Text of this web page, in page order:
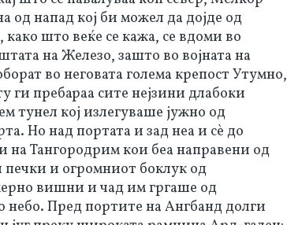
од напад кој би можел да дојде од
што веќе се кажа, се вдоми во
на Железо, зашто во војната на
во неговата голема крепост Утумно,
ги пребараа сите нејзини длабоки
тунел кој излегуваше јужно од
Но над портата и зад неа и сѐ до
на Тангородрим кои беа направени од
печки и огромниот боклук од
вишни и чад им гргаше од
небо. Пред портите на Ангбанд долги